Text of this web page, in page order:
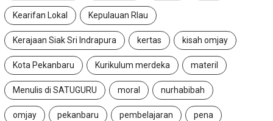
Kearifan Lokal Kepulauan RIau
Kerajaan Siak Sri Indrapura kertas kisah omjay
Kota Pekanbaru Kurikulum merdeka materil
Menulis di SATUGURU moral nurhabibah
omjay pekanbaru pembelajaran pena